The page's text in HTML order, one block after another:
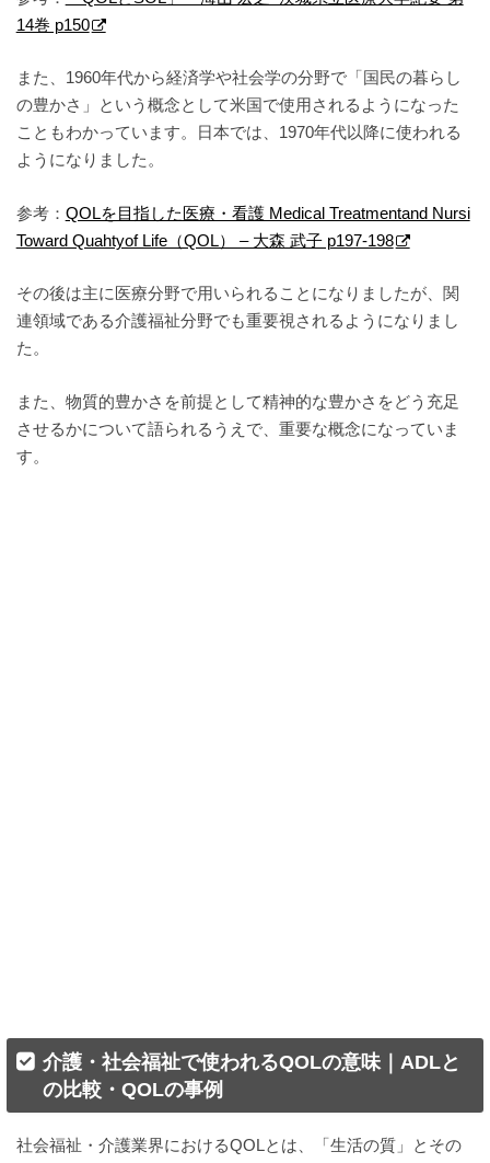
14巻 p150
また、1960年代から経済学や社会学の分野で「国民の暮らし
の豊かさ」という概念として米国で使用されるようになった
こともわかっています。日本では、1970年代以降に使われる
ようになりました。
参考： QOLを目指した医療・看護 Medical Treatmentand Nursi
Toward Quahtyof Life（QOL） – 大森 武子 p197-198
その後は主に医療分野で用いられることになりましたが、関
連領域である介護福祉分野でも重要視されるようになりまし
た。
また、物質的豊かさを前提として精神的な豊かさをどう充足
させるかについて語られるうえで、重要な概念になっていま
す。
介護・社会福祉で使われるQOLの意味｜ADLと
の比較・QOLの事例
社会福祉・介護業界におけるQOLとは、「生活の質」とその